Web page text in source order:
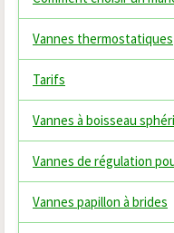
Vannes thermostatiques
Tarifs
Vannes à boisseau
Vannes de régulation
Vannes papillon à brides